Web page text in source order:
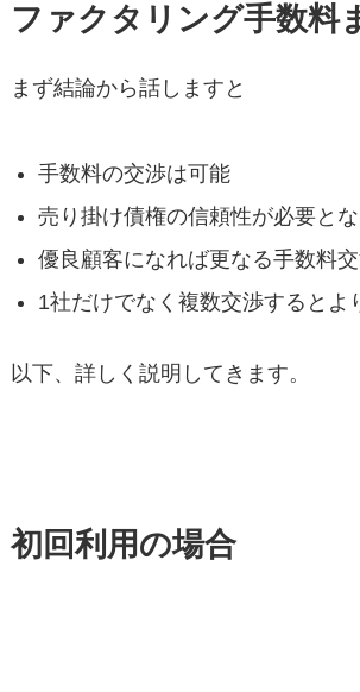
ファクタリング手数料
まず結論から話しますと
手数料の交渉は可能
売り掛け債権の信頼性が必要と
優良顧客になれば更なる手数料
1社だけでなく複数交渉するとよ
以下、詳しく説明してきます。
初回利用の場合